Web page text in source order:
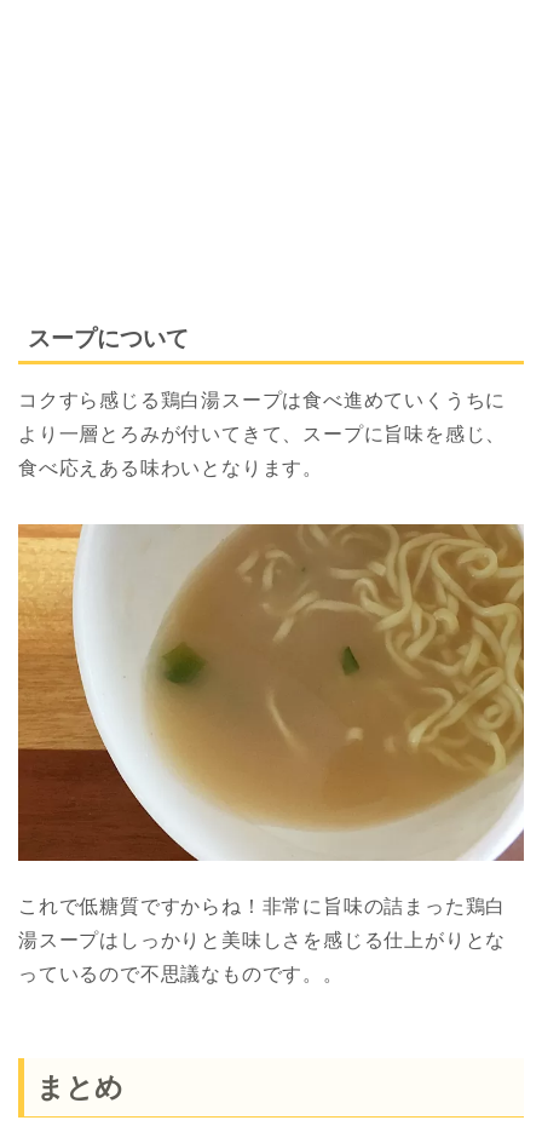
スープについて
コクすら感じる鶏白湯スープは食べ進めていくうちに
より一層とろみが付いてきて、スープに旨味を感じ、
食べ応えある味わいとなります。
これで低糖質ですからね！非常に旨味の詰まった鶏白
湯スープはしっかりと美味しさを感じる仕上がりとな
っているので不思議なものです。。
まとめ